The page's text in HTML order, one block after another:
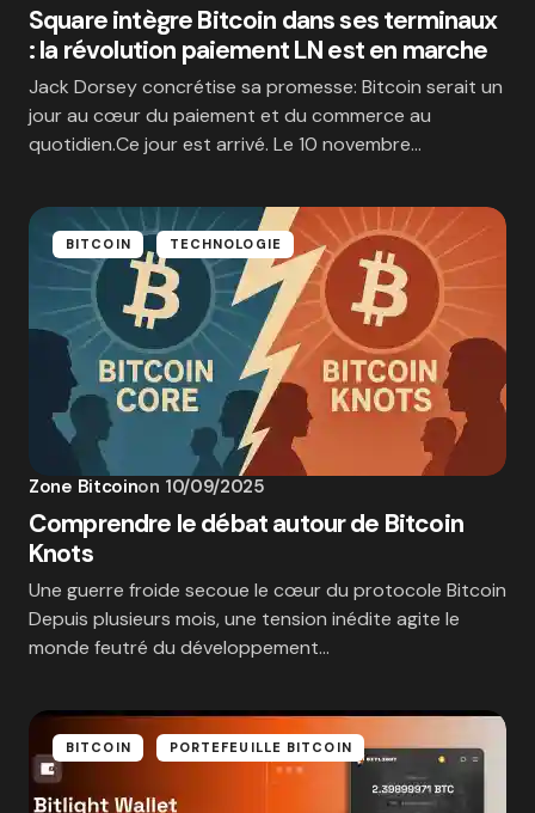
Square intègre Bitcoin dans ses terminaux
: la révolution paiement LN est en marche
Jack Dorsey concrétise sa promesse: Bitcoin serait un
jour au cœur du paiement et du commerce au
quotidien.Ce jour est arrivé. Le 10 novembre…
BITCOIN TECHNOLOGIE
Zone Bitcoinon 10/09/2025
Comprendre le débat autour de Bitcoin
Knots
Une guerre froide secoue le cœur du protocole Bitcoin
Depuis plusieurs mois, une tension inédite agite le
monde feutré du développement…
BITCOIN PORTEFEUILLE BITCOIN